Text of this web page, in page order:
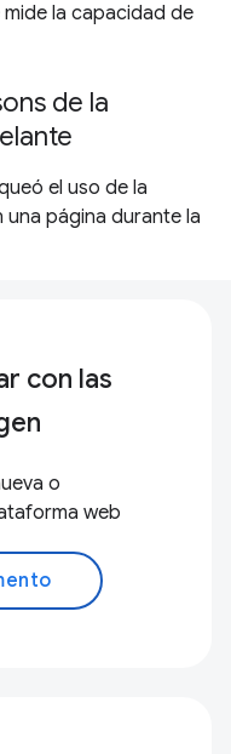
la capacidad de
de la
el uso de la
página durante la
con las
o
web